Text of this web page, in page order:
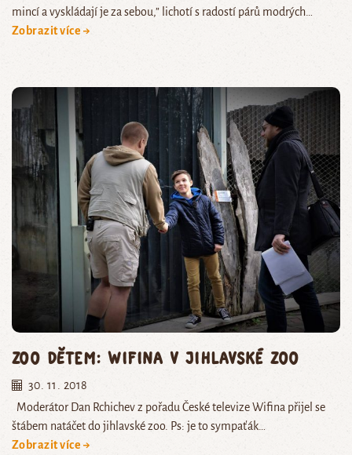
mincí a vyskládají je za sebou,” lichotí s radostí párů modrých…
Zobrazit více →
Zoo dětem: Wifina v jihlavské zoo
30. 11. 2018
Moderátor Dan Rchichev z pořadu České televize Wifina přijel se
štábem natáčet do jihlavské zoo. Ps: je to sympaťák…
Zobrazit více →